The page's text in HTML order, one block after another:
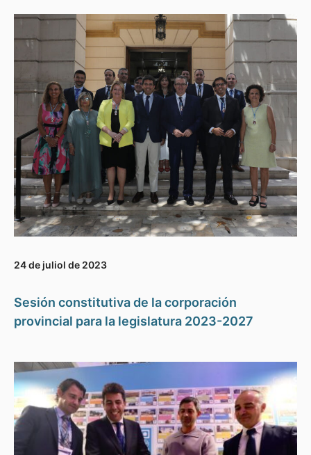
24 de juliol de 2023
Sesión constitutiva de la corporación
provincial para la legislatura 2023-2027